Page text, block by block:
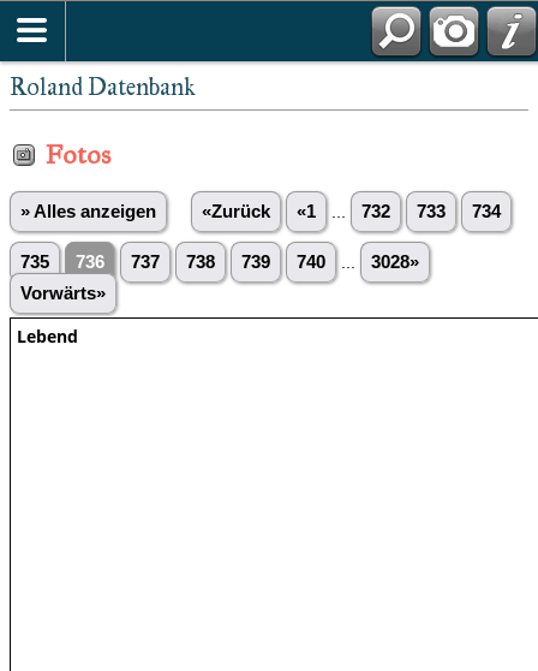
Roland Datenbank
Fotos
» Alles anzeigen «Zurück «1 732 733 734
735 736 737 738 739 740
3028»
Vorwärts»
Lebend